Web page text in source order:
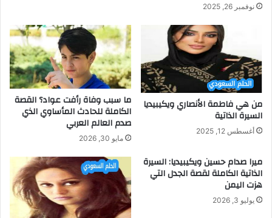
نوفمبر 26, 2025
من هي فاطمة الأنصاري ويكيبيديا
السيرة الذاتية
أغسطس 12, 2025
ما سبب وفاة رأفت عواد؟ القصة
الكاملة للحادث المأساوي الذي
صدم العالم العربي
مايو 30, 2026
ميرا صدام حسين ويكيبيديا: السيرة
الذاتية الكاملة لقصة الجدل التي
هزت اليمن
يوليو 3, 2026